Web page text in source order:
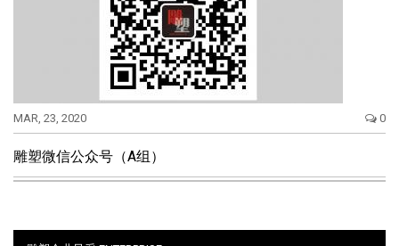
MAR, 23, 2020 0
雕塑微信公众号（A组）